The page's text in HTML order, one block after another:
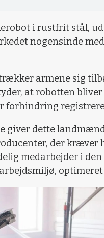
i rustfrit stål,
nogensinde
armene sig
at robotten
forhindring
giver dette
der kræver
medarbejder i